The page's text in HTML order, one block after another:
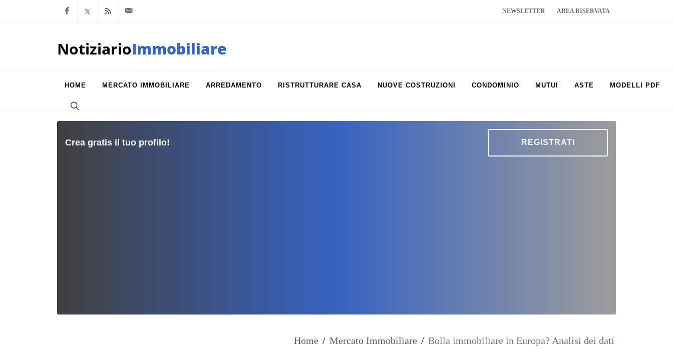
Facebook
x.com Feed RSS NEWSLETTER AREA RISERVATA
NotiziarioImmobiliare
HOME MERCATO IMMOBILIARE ARREDAMENTO RISTRUTTURARE CASA NUOVE COSTRUZIONI CONDOMINIO MUTUI ASTE MODELLI PDF
Crea gratis il tuo profilo! REGISTRATI
Home / Mercato Immobiliare / Bolla immobiliare in Europa? Analisi dei dati